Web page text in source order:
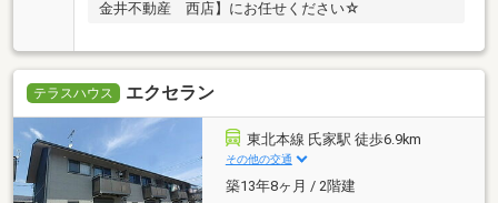
金井不動産 西店】にお任せください☆
テラスハウス エクセラン
東北本線 氏家駅 徒歩6.9km
その他の交通
築13年8ヶ月 / 2階建